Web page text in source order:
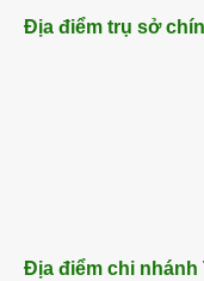
Địa điểm trụ sở
Địa điểm chi nhánh